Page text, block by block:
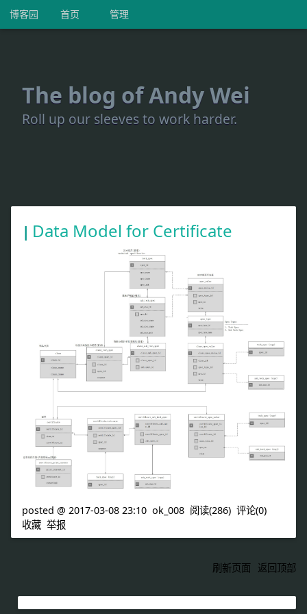
The blog of Andy Wei
Roll up our sleeves to work harder.
博客园 首页 管理
Data Model for Certificate
posted @ 2017-03-08 23:10 ok_008 阅读(286) 评论(0)
收藏 举报
刷新页面 返回顶部